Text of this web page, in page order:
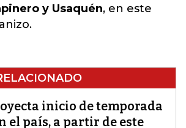
​y Usaquén, en este
inicio de temporada
el país, a partir de este